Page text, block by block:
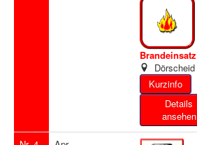
Brandeinsatz
Dörscheid
Details
ansehen